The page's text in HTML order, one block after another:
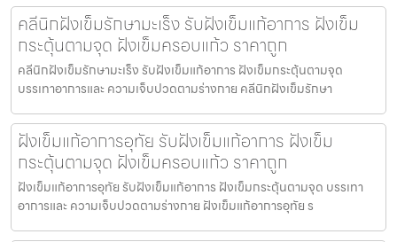
คลีนิกฝังเข็มรักษามะเร็ง รับฝังเข็มแก้อาการ ฝังเข็ม
กระตุ้นตามจุด ฝังเข็มครอบแก้ว ราคาถูก
คลีนิกฝังเข็มรักษามะเร็ง รับฝังเข็มแก้อาการ ฝังเข็มกระตุ้นตามจุด
บรรเทาอาการและ ความเจ็บปวดตามร่างกาย คลีนิกฝังเข็มรักษา
ฝังเข็มแก้อาการอุทัย รับฝังเข็มแก้อาการ ฝังเข็ม
กระตุ้นตามจุด ฝังเข็มครอบแก้ว ราคาถูก
ฝังเข็มแก้อาการอุทัย รับฝังเข็มแก้อาการ ฝังเข็มกระตุ้นตามจุด บรรเทา
อาการและ ความเจ็บปวดตามร่างกาย ฝังเข็มแก้อาการอุทัย ร